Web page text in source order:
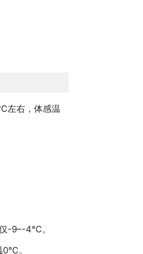
左右，体感温
-9–-4℃。
0℃。